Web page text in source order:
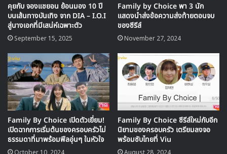
▶ คลิกดูสัมภาษณ์พิเศษ
คุยกับ จองแชยอน ย้อนมอง 10 ปี
บนเส้นทางบันเทิง จาก DIA – I.O.I
สู่นางเอกที่มีเสน่ห์เฉพาะตัว
September 15, 2025
Family by Choice พา 3 นัก
แสดงนำส่งข้อความส่งท้ายตอนจบ
ของซีรีส์
November 27, 2024
Family By Choice เปิดตัวเยี่ยม!
เปิดฉากการเริ่มต้นของครอบครัวไม่
ธรรมดาที่มาพร้อมฟีลอุ่นๆ ในหัวใจ
October 10, 2024
Family By Choice ซีรีส์ใหม่กับอีก
นิยามของครอบครัว เตรียมลงจอ
พร้อมซับไทยที่ Viu
August 28, 2024